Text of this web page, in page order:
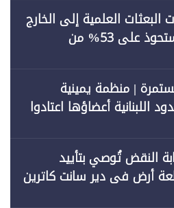
العلمية إلى الخارج
| 6 جامعات حكومية تستحوذ على 53% من
| منظمة يمينية
اللبنانية أعضاؤها اعتادوا
النقض تُوصي بتأييد
الدولة 29 قطعة أرض في دير سانت كاترين
(1)